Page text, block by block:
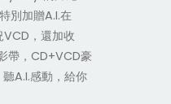
別加贈A.I.在
，還加收
帶，CD+VCD豪
A.I.感動，給你